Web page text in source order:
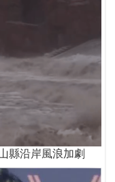
縣沿岸風浪加劇